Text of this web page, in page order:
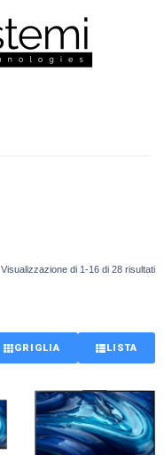
Visualizzazione di 1-16 di 28 risultati
GRIGLIA LISTA